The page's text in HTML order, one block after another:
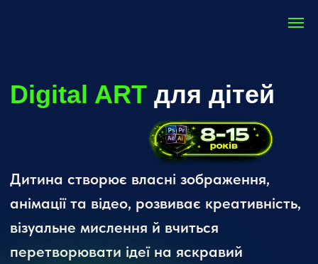
Дитина створює власні зображення,
анімації та відео, розвиває креативність,
перетворювати ідеї на яскравий
цифровий контент